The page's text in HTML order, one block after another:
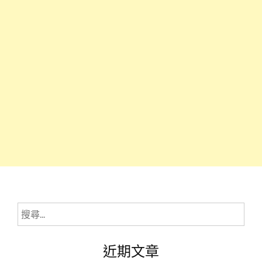
搜
尋
近期文章